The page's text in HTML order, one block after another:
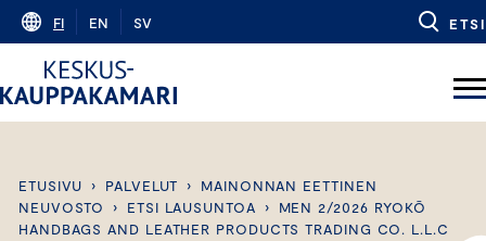
Skip
content
FI EN SV ETSI
ETUSIVU › PALVELUT ›
MAINONNAN EETTINEN
NEUVOSTO
› ETSI LAUSUNTOA ›
MEN 2/2026 RYOKŌ
HANDBAGS AND LEATHER PRODUCTS TRADING CO. L.L.C